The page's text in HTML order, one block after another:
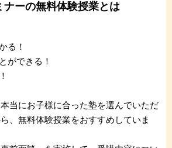
ナーの無料体験授業とは
る！
ができる！
当にお子様に合った塾を選んでいただ
、無料体験授業をおすすめしていま